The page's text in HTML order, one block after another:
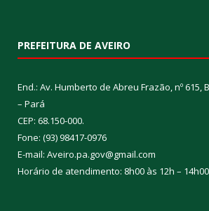
PREFEITURA DE AVEIRO
End.: Av. Humberto de Abreu Frazão, nº 615,
– Pará
CEP: 68.150-000.
Fone: (93) 98417-0976
E-mail: Aveiro.pa.gov@gmail.com
Horário de atendimento: 8h00 às 12h –